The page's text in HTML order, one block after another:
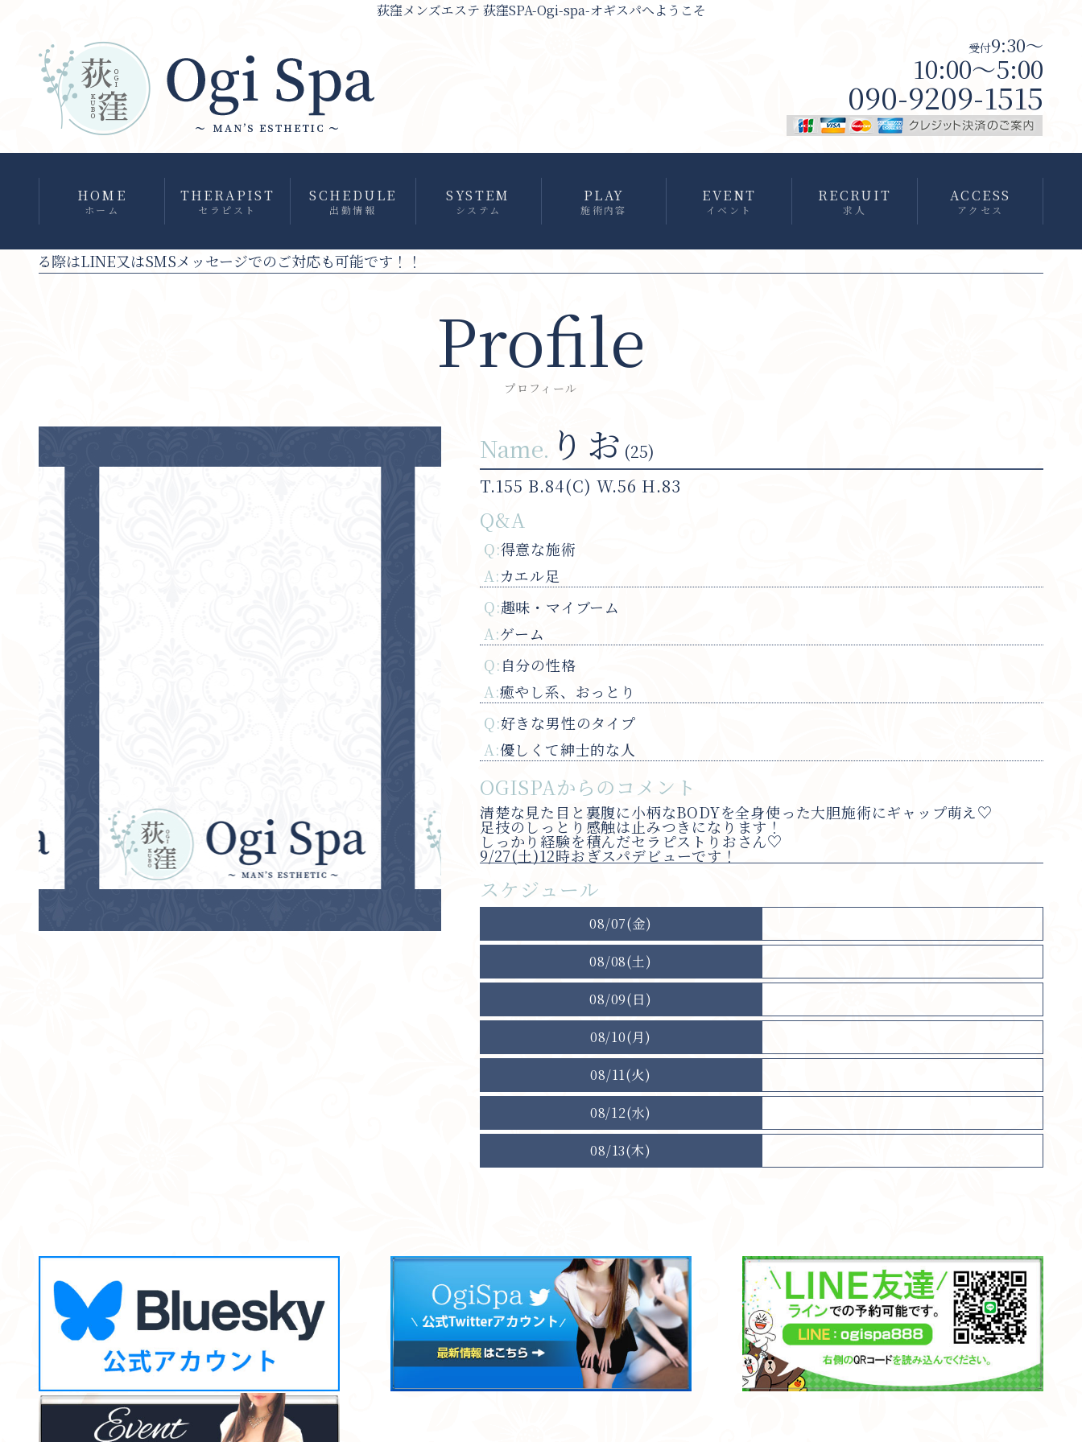
荻窪メンズエステ 荻窪SPA-Ogi-spa-オギスパへようこそ
受付9:30～
10:00～5:00
090-9209-1515
HOME
ホーム
THERAPIST
セラピスト
SCHEDULE
出勤情報
SYSTEM
システム
PLAY
施術内容
EVENT
イベント
RECRUIT
求人
ACCESS
アクセス
LINE又はSMSメッセージでのご対応も可能です！！
Profile
プロフィール
Name. りお (25)
T.155 B.84(C) W.56 H.83
Q&A
Q:得意な施術
A:カエル足
Q:趣味・マイブーム
A:ゲーム
Q:自分の性格
A:癒やし系、おっとり
Q:好きな男性のタイプ
A:優しくて紳士的な人
OGISPAからのコメント
清楚な見た目と裏腹に小柄なBODYを全身使った大胆施術にギャップ萌え♡
足技のしっとり感触は止みつきになります！
しっかり経験を積んだセラピストりおさん♡
9/27(土)12時おぎスパデビューです！
スケジュール
08/07(金)
08/08(土)
08/09(日)
08/10(月)
08/11(火)
08/12(水)
08/13(木)